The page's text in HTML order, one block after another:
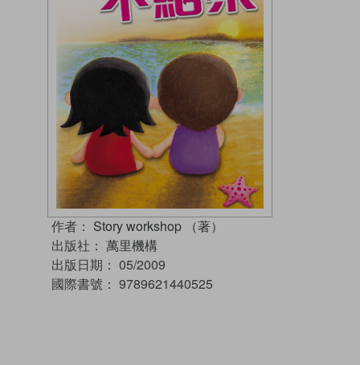
作者： Story workshop （著）
出版社： 萬里機構
出版日期： 05/2009
國際書號： 9789621440525